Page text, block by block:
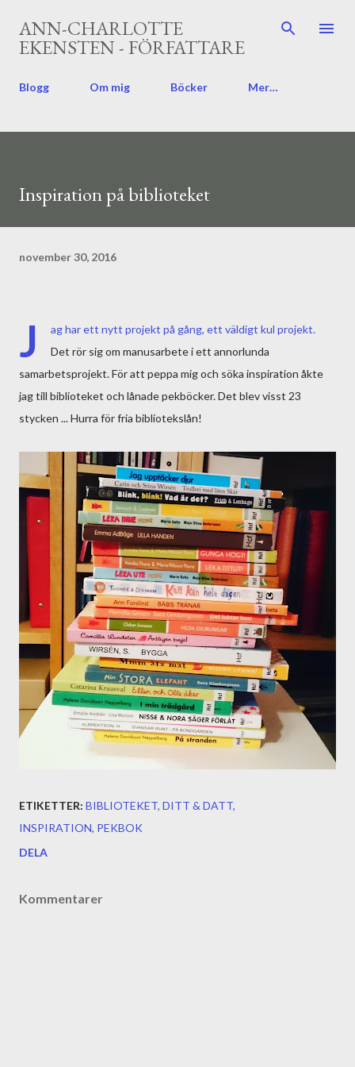
Fortsätt till huvudinnehåll
ANN-CHARLOTTE
EKENSTEN - FÖRFATTARE
Blogg Om mig Böcker Mer…
Inspiration på biblioteket
november 30, 2016
J
ag har ett nytt projekt på gång, ett väldigt kul projekt.
Det rör sig om manusarbete i ett annorlunda
samarbetsprojekt. För att peppa mig och söka inspiration åkte
jag till biblioteket och lånade pekböcker. Det blev visst 23
stycken ... Hurra för fria bibliotekslån!
ETIKETTER: BIBLIOTEKET DITT & DATT
INSPIRATION PEKBOK
DELA
Kommentarer